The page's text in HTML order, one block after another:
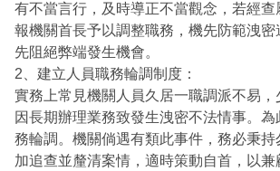
有不當言行，及時導正不當觀念，若經查
報機關首長予以調整職務，機先防範洩
先阻絕弊端發生機會。
2、建立人員職務輪調制度：
實務上常見機關人員久居一職調派不易，
因長期辦理業務致發生洩密不法情事。
務輪調。機關倘遇有類此事件，務必秉持
加追查並釐清案情，適時策動自首，以